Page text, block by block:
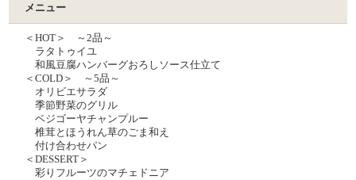
メニュー
＜HOT＞ ～2品～
ラタトゥイユ
和⾵⾖腐ハンバーグおろしソース仕⽴て
＜COLD＞ ～5品～
オリビエサラダ
季節野菜のグリル
ベジゴーヤチャンプルー
椎茸とほうれん草のごま和え
付け合わせパン
＜DESSERT＞
彩りフルーツのマチェドニア